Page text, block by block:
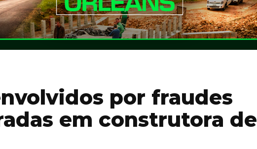
por fraudes
em construtora de